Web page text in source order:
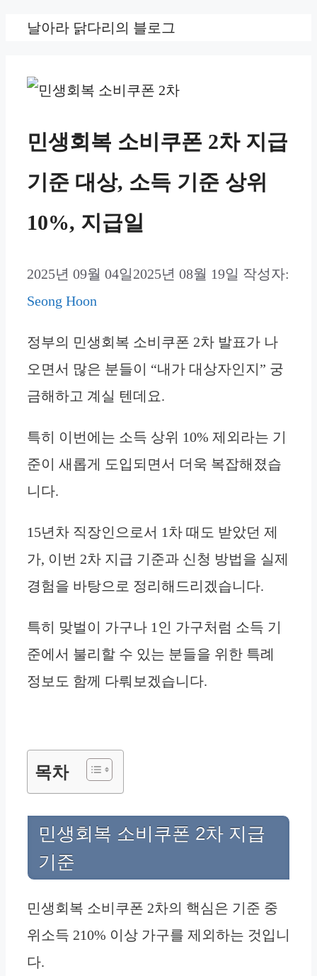
날아라 닭다리의 블로그
민생회복 소비쿠폰 2차 지급
기준 대상, 소득 기준 상위
10%, 지급일
2025년 09월 04일2025년 08월 19일 작성자:
Seong Hoon
정부의 민생회복 소비쿠폰 2차 발표가 나
오면서 많은 분들이 “내가 대상자인지” 궁
금해하고 계실 텐데요.
특히 이번에는 소득 상위 10% 제외라는 기
준이 새롭게 도입되면서 더욱 복잡해졌습
니다.
15년차 직장인으로서 1차 때도 받았던 제
가, 이번 2차 지급 기준과 신청 방법을 실제
경험을 바탕으로 정리해드리겠습니다.
특히 맞벌이 가구나 1인 가구처럼 소득 기
준에서 불리할 수 있는 분들을 위한 특례
정보도 함께 다뤄보겠습니다.
목차
민생회복 소비쿠폰 2차 지급
기준
민생회복 소비쿠폰 2차의 핵심은 기준 중
위소득 210% 이상 가구를 제외하는 것입니
다.